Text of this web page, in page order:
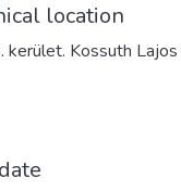
location
kerület. Kossuth